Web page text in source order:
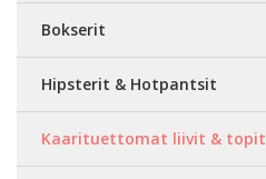
Bokserit
Hipsterit & Hotpantsit
Kaarituettomat liivit & topit